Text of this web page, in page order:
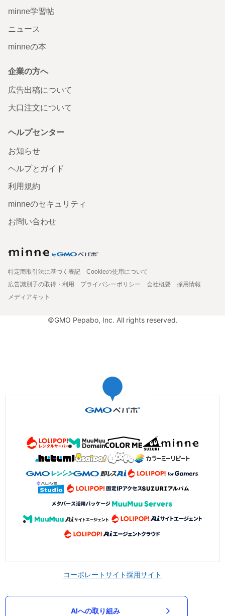
minne学習帖
ニュース
minneの本
企業の方へ
広告出稿について
大口注文について
ヘルプセンター
お知らせ
ヘルプとガイド
利用規約
minneのセキュリティ
お問い合わせ
特定商取引法に基づく表記
Cookieの使用について
広告識別子の取得・利用
プライバシーポリシー 会社概要
採用情報
メディアキット
©GMO Pepabo, Inc. All rights reserved.
コーポレートサイト採用サイト
AIへの取り組み